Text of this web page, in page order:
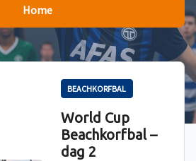
Home
BEACHKORFBAL
World Cup
Beachkorfbal –
dag 2